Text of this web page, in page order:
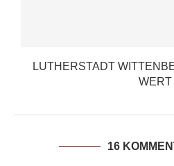
LUTHERSTADT
WERT
16